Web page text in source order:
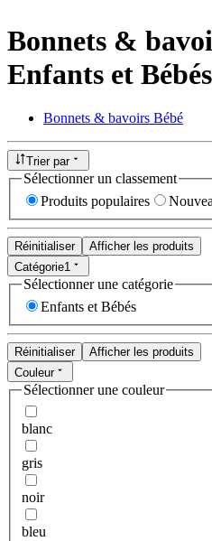
Bonnets &
Enfants et Bébés
Bonnets & bavoirs Bébé
Trier par
Sélectionner un classement
Produits populaires
Réinitialiser
Afficher les produits
Catégorie1
Sélectionner une catégorie
Enfants et Bébés
Réinitialiser
Afficher les produits
Couleur
Sélectionner une couleur
blanc
gris
noir
bleu